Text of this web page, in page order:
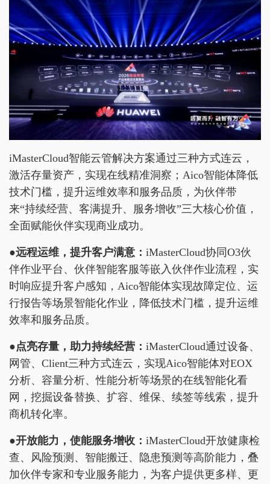
iMasterCloud智能云管解决方案通过三种方式连云，
激活存量资产，实现在线精准洞察；Aico智能体降低
技术门槛，提升运维效率和服务品质，为伙伴带
来“持续经营、客满提升、服务增收”三大核心价值，
全面赋能伙伴实现商业成功。
●远程运维，提升客户满意： iMasterCloud协同O3伙
伴作业平台、伙伴智能客服等嵌入伙伴作业流程，实
时响应提升客户感知，Aico智能体实现故障定位、运
行报告等场景智能化作业，降低技术门槛，提升运维
效率和服务品质。
●点亮存量，助力持续经营： iMasterCloud通过设备、
网管、Client三种方式连云，实现Aico智能体对EOX
分析、容量分析、性能分析等场景的在线智能化看
网，挖掘设备替换、扩容、维保、续签等线索，提升
商机转化率。
●开放能力，使能服务增收： iMasterCloud开放健康检
查、风险预测、智能搬迁、隐患预测等高阶能力，叠
加伙伴专家和专业服务能力，为客户提供更多样、更